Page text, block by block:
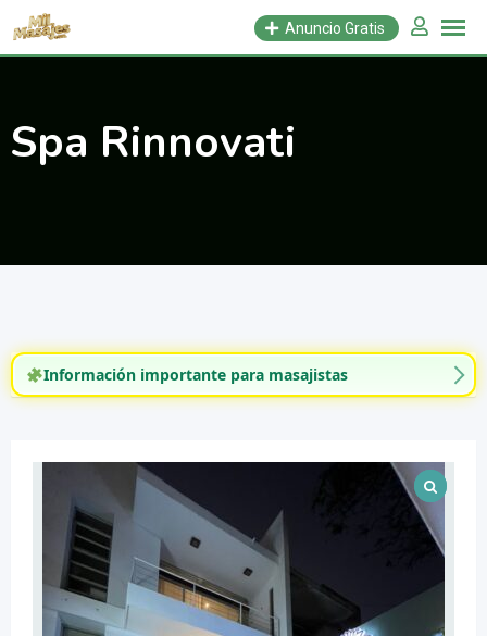
Saltar
Anuncio Gratis
Spa Rinnovati
Información importante para masajistas